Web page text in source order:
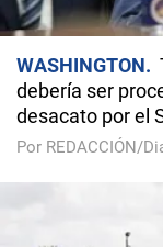
WASHINGTON
debería ser
desacato por el
Por REDACCIÓN/